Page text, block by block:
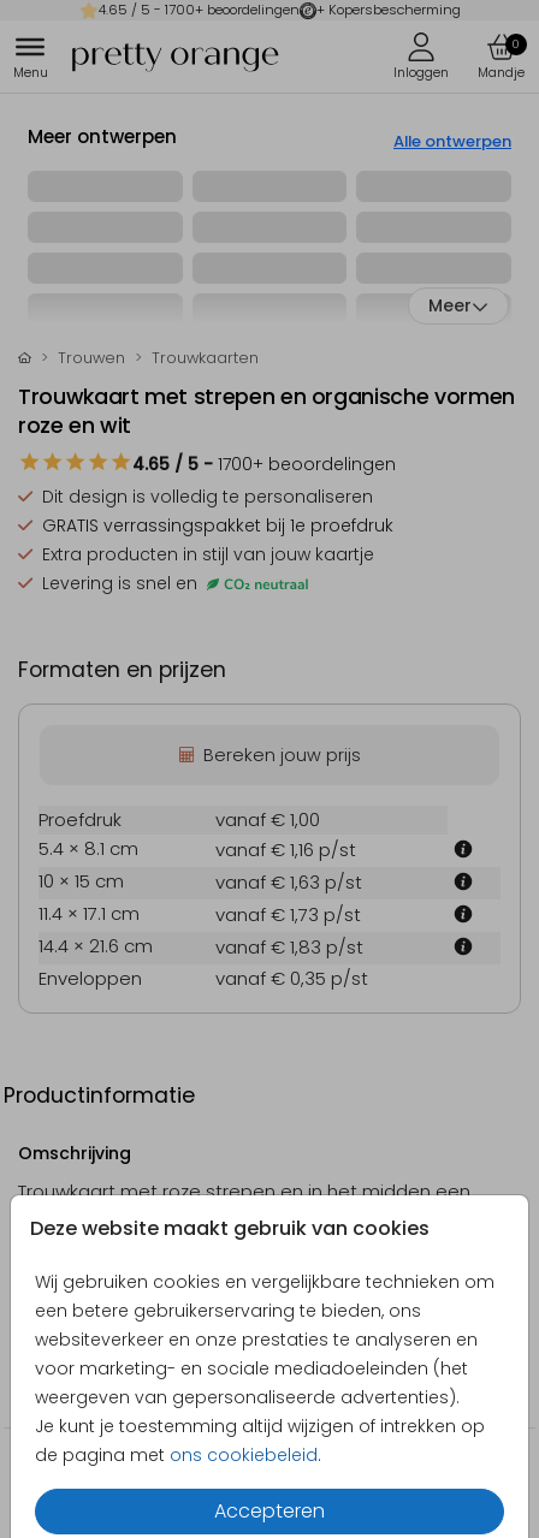
4.65 / 5 - 1700+ beoordelingen + Kopersbescherming
0
Deze website maakt gebruik van cookies
Wij gebruiken cookies en vergelijkbare technieken om
een betere gebruikerservaring te bieden, ons
websiteverkeer en onze prestaties te analyseren en
voor marketing- en sociale mediadoeleinden (het
weergeven van gepersonaliseerde advertenties).
Je kunt je toestemming altijd wijzigen of intrekken op
de pagina met ons cookiebeleid.
Accepteren
Meer ontwerpen Alle ontwerpen
Meer
Trouwen Trouwkaarten
Trouwkaart met strepen en organische vormen
roze en wit
4.65 / 5 - 1700+ beoordelingen
Dit design is volledig te personaliseren
GRATIS verrassingspakket bij 1e proefdruk
Extra producten in stijl van jouw kaartje
Levering is snel en
Formaten en prijzen
Bereken jouw prijs
Proefdruk
vanaf € 1,00
5.4 × 8.1 cm
vanaf € 1,16 p/st
10 × 15 cm
vanaf € 1,63 p/st
11.4 × 17.1 cm
vanaf € 1,73 p/st
14.4 × 21.6 cm
vanaf € 1,83 p/st
Enveloppen
vanaf € 0,35 p/st
Productinformatie
Omschrijving
Trouwkaart met roze strepen en in het midden een
organische vorm en vrolijke randjes
Zo Joann
Trouwkaarten